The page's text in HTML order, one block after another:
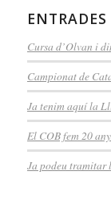
Cursa d’Olvan i
Campionat de
Ja tenim aquí la
El COB fem 20
Ja podeu tramitar